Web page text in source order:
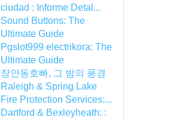
ciudad : Informe Detal...
Sound Buttons: The
Ultimate Guide
Pgslot999 electrikora: The
Ultimate Guide
장안동호빠, 그 밤의 풍경
Raleigh & Spring Lake
Fire Protection Services:...
Dartford & Bexleyheath: :